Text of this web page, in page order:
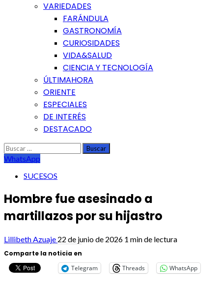
VARIEDADES
FARÁNDULA
GASTRONOMÍA
CURIOSIDADES
VIDA&SALUD
CIENCIA Y TECNOLOGÍA
ÚLTIMAHORA
ORIENTE
ESPECIALES
DE INTERÉS
DESTACADO
Buscar:
WhatsApp
SUCESOS
Hombre fue asesinado a
martillazos por su hijastro
Lillibeth Azuaje 22 de junio de 2026 1 min de lectura
Comparte la noticia en
Telegram
Threads WhatsApp